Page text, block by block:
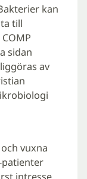
kan
till
sidan
av
vuxna
patienter